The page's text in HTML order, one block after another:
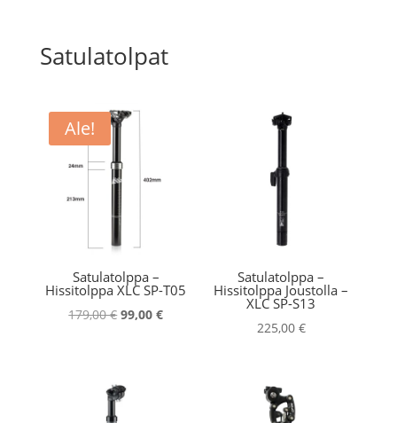
Satulatolpat
Ale!
Satulatolppa –
Hissitolppa XLC SP-T05
179,00€Alkuperäinen
179,00 €.
99,00€Nykyinen
Satulatolppa –
Hissitolppa Joustolla –
XLC SP-S13
225,00 €